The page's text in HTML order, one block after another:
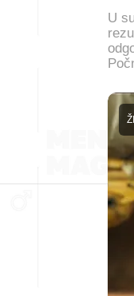
U